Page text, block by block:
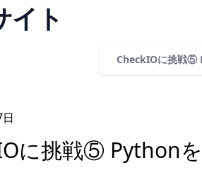
イト
CheckIOに挑戦⑤
日
に挑戦⑤ Python